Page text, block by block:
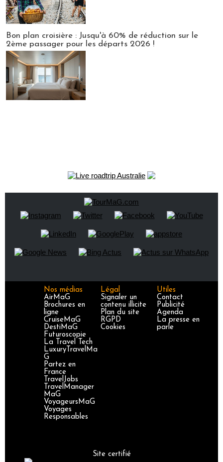
Bon plan croisière : Jusqu'à 60% de réduction sur le
2ème passager pour les départs 2026 !
Nos médias
AirMaG
Brochures en
ligne
CruiseMaG
DestiMaG
Futuroscopie
La Travel Tech
LuxuryTravelMa
G
Partez en
France
TravelJobs
TravelManager
MaG
VoyageursMaG
Voyages
Responsables
Légal
Signaler un
contenu illicite
Plan du site
RGPD
Cookies
Utiles
Contact
Publicité
Agenda
La presse en
parle
Site certifié